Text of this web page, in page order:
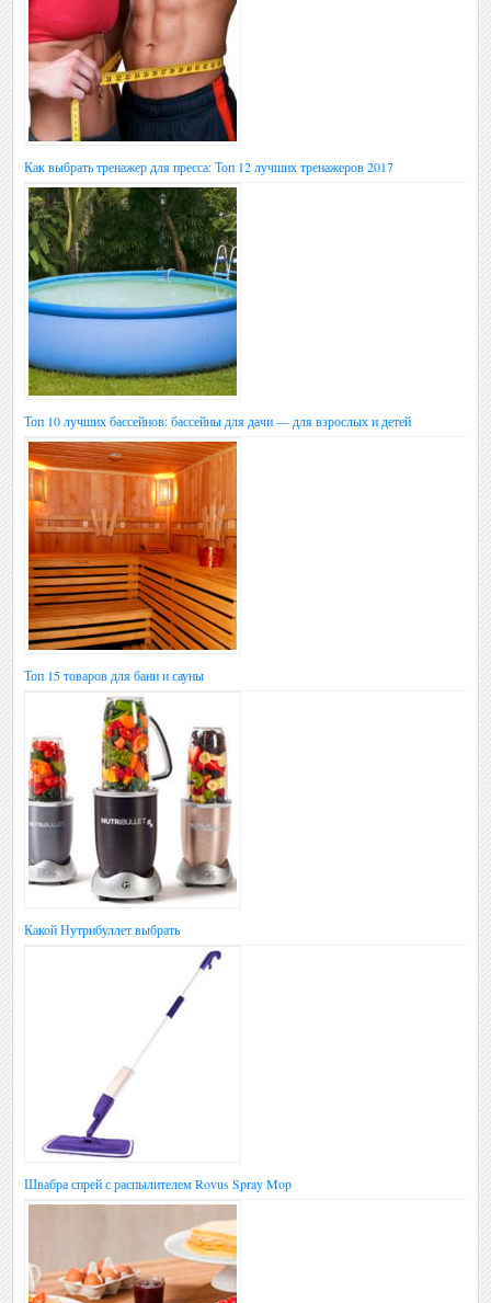
Как выбрать тренажер для пресса: Топ 12 лучших тренажеров 2017
Топ 10 лучших бассейнов: бассейны для дачи — для взрослых и детей
Топ 15 товаров для бани и сауны
Какой Нутрибуллет выбрать
Швабра спрей с распылителем Rovus Spray Mop